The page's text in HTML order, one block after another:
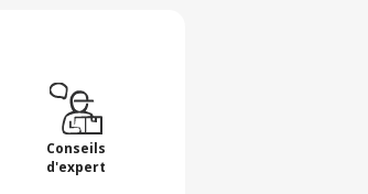
Conseils
d'expert